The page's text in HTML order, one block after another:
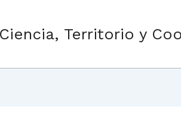
Ciencia, Territorio y